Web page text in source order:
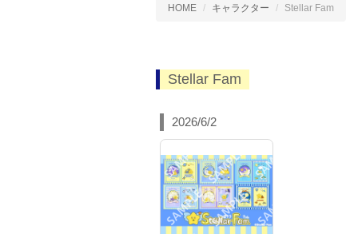
HOME キャラクター Stellar Fam
Stellar Fam
2026/6/2